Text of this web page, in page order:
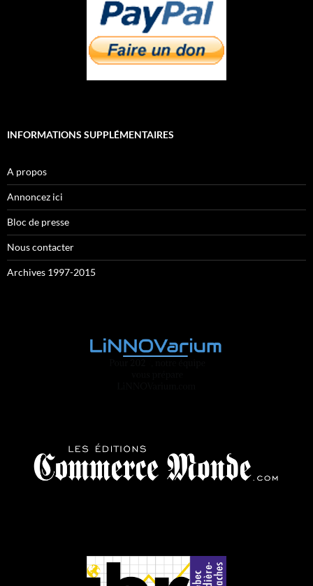
INFORMATIONS SUPPLÉMENTAIRES
A propos
Annoncez ici
Bloc de presse
Nous contacter
Archives 1997-2015